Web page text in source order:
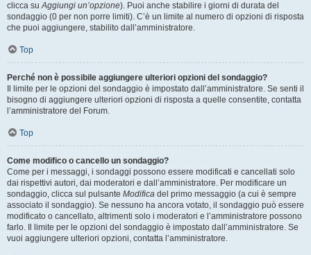
clicca suAggiungi un’opzione). Puoi anche stabilire i giorni di durata del
sondaggio (0 per non porre limiti). C’è un limite al numero di opzioni di risposta
che puoi aggiungere, stabilito dall’amministratore.
Top
Perché non è possibile aggiungere ulteriori opzioni del sondaggio?
Il limite per le opzioni del sondaggio è impostato dall’amministratore. Se senti il
bisogno di aggiungere ulteriori opzioni di risposta a quelle consentite, contatta
l’amministratore del Forum.
Top
Come modifico o cancello un sondaggio?
Come per i messaggi, i sondaggi possono essere modificati e cancellati solo
dai rispettivi autori, dai moderatori e dall’amministratore. Per modificare un
sondaggio, clicca sul pulsante Modifica del primo messaggio (a cui è sempre
associato il sondaggio). Se nessuno ha ancora votato, il sondaggio può essere
modificato o cancellato, altrimenti solo i moderatori e l’amministratore possono
farlo. Il limite per le opzioni del sondaggio è impostato dall’amministratore. Se
vuoi aggiungere ulteriori opzioni, contatta l’amministratore.